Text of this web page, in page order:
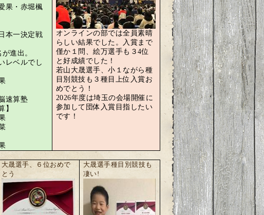
果・赤堀楓
本一決定戦
が進出。
レベルでし
速算塾
】
オンラインの部では全員素晴
らしい結果でした。入賞まで
僅か１問、絵万選手も３4位
と好成績でした！
若山大晟選手、小１ながら種
目別競技も３種目上位入賞お
めでとう！
2026年度は埼玉の会場開催に
参加して団体入賞目指したい
です！
大晟選手、６位おめで
とう
大晟選手種目別競技も
凄い!